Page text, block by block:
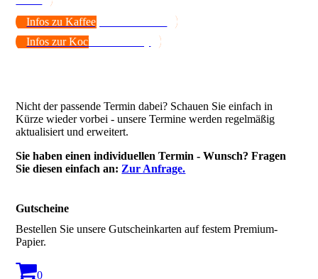
Infos zu Kaffee, Tricks & Keks
Infos zur Koch-Show-Party
Nicht der passende Termin dabei? Schauen Sie einfach in
Kürze wieder vorbei - unsere Termine werden regelmäßig
aktualisiert und erweitert.
Sie haben einen individuellen Termin - Wunsch? Fragen
Sie diesen einfach an: Zur Anfrage.
Gutscheine
Bestellen Sie unsere Gutscheinkarten auf festem Premium-
Papier.
0